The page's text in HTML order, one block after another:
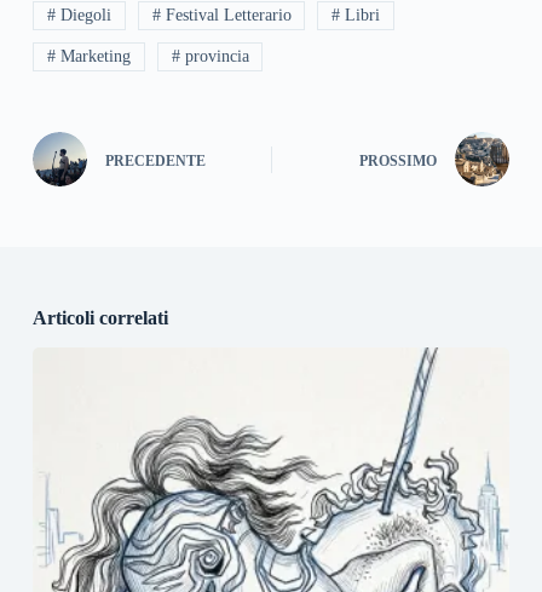
# Diegoli # Festival Letterario # Libri
# Marketing # provincia
PRECEDENTE PROSSIMO
Articoli correlati